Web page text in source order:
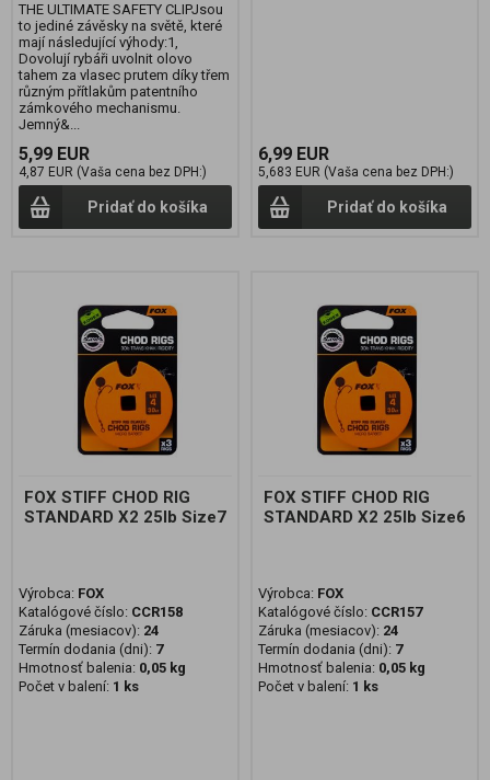
THE ULTIMATE SAFETY CLIPJsou
to jediné závěsky na světě, které
mají následující výhody:1,
Dovolují rybáři uvolnit olovo
tahem za vlasec prutem díky třem
různým přítlakům patentního
zámkového mechanismu.
Jemný&...
5,99 EUR
4,87 EUR (Vaša cena bez DPH:)
Pridať do košíka
6,99 EUR
5,683 EUR (Vaša cena bez DPH:)
Pridať do košíka
FOX STIFF CHOD RIG
STANDARD X2 25lb Size7
Výrobca: FOX
Katalógové číslo: CCR158
Záruka (mesiacov): 24
Termín dodania (dni): 7
Hmotnosť balenia: 0,05 kg
Počet v balení: 1 ks
FOX STIFF CHOD RIG
STANDARD X2 25lb Size6
Výrobca: FOX
Katalógové číslo: CCR157
Záruka (mesiacov): 24
Termín dodania (dni): 7
Hmotnosť balenia: 0,05 kg
Počet v balení: 1 ks